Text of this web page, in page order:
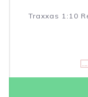
Traxxas 1:10